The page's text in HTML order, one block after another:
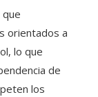
orientados a
lo que
de
los